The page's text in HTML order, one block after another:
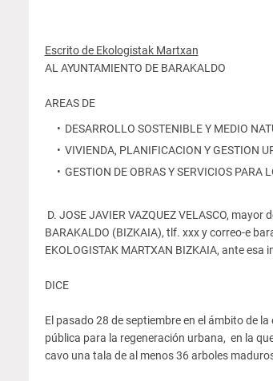
Escrito de Ekologistak Martxan
AL AYUNTAMIENTO DE BARAKALDO
AREAS DE
DESARROLLO SOSTENIBLE Y MEDIO
VIVIENDA, PLANIFICACION Y GESTION
GESTION DE OBRAS Y SERVICIOS PARA
D. JOSE JAVIER VAZQUEZ VELASCO,
BARAKALDO (BIZKAIA), tlf. xxx y correo-e
EKOLOGISTAK MARTXAN BIZKAIA, ante
DICE
El pasado 28 de septiembre en el ámbito de
pública para la regeneración urbana, en la
cavo una tala de al menos 36 arboles